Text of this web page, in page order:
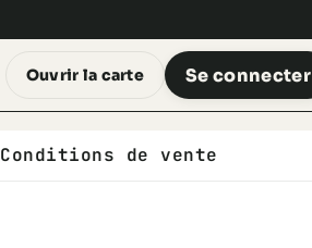
Ouvrir la carte Se connecter
Conditions de vente